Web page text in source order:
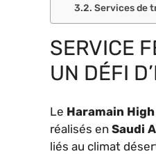
Services de
SERVICE
UN DÉFI
Le Haramain
réalisés en Saudi
liés au climat